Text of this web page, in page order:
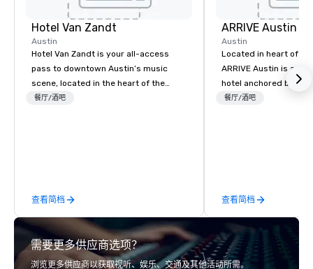
Hotel Van Zandt
Austin
Hotel Van Zandt is your all-access
pass to downtown Austin’s music
scene, located in the heart of the
Rainey Street District. You’ll find a
餐厅/酒吧
查看简档
ARRIVE Austin
Austin
Located in heart of
ARRIVE Austin is an
hotel anchored by
bars that
“cowboy mythology,”
inspiration from the
landscape.
餐厅/酒吧
查看简档
需要更多供应商选项？
浏览更多供应商以获取视听、娱乐、交通及其他活动所需。